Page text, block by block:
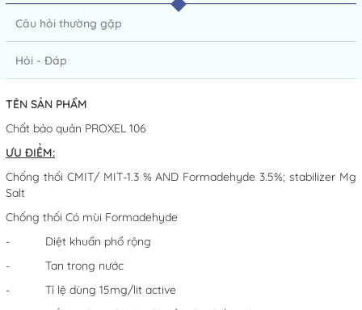
Câu hỏi thường gặp
Hỏi - Đáp
TÊN SẢN PHẨM
Chất bảo quản PROXEL 106
ƯU ĐIỂM:
Chống thối CMIT/ MIT-1.3 % AND Formadehyde 3.5%; stabilizer Mg
Salt
Chống thối Có mùi Formadehyde
- Diệt khuẩn phổ rộng
- Tan trong nước
- Tỉ lệ dùng 15mg/lit active